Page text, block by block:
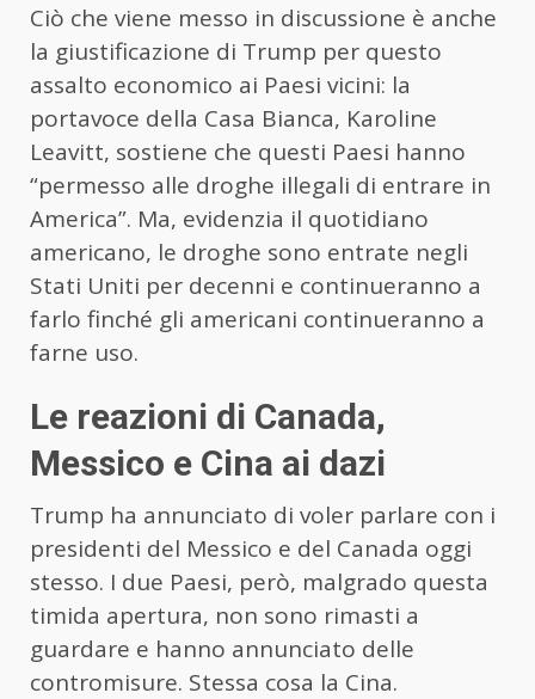
Ciò che viene messo in discussione è anche
la giustificazione di Trump per questo
assalto economico ai Paesi vicini: la
portavoce della Casa Bianca, Karoline
Leavitt, sostiene che questi Paesi hanno
“permesso alle droghe illegali di entrare in
America”. Ma, evidenzia il quotidiano
americano, le droghe sono entrate negli
Stati Uniti per decenni e continueranno a
farlo finché gli americani continueranno a
farne uso.
Le reazioni di Canada,
Messico e Cina ai dazi
Trump ha annunciato di voler parlare con i
presidenti del Messico e del Canada oggi
stesso. I due Paesi, però, malgrado questa
timida apertura, non sono rimasti a
guardare e hanno annunciato delle
contromisure. Stessa cosa la Cina.